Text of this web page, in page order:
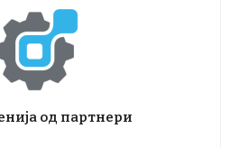
од партнери